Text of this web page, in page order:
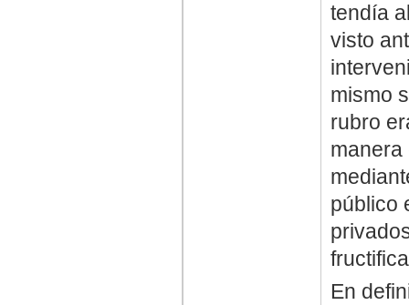
tendía
visto
mismo
rubro
manera
público
En